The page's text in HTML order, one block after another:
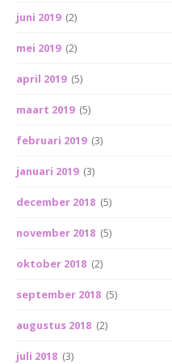
juni 2019 (2)
mei 2019 (2)
april 2019 (5)
maart 2019 (5)
februari 2019 (3)
januari 2019 (3)
december 2018 (5)
november 2018 (5)
oktober 2018 (2)
september 2018 (5)
augustus 2018 (2)
juli 2018 (3)